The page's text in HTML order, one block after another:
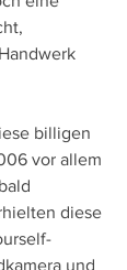
billigen
vor allem
diese
und